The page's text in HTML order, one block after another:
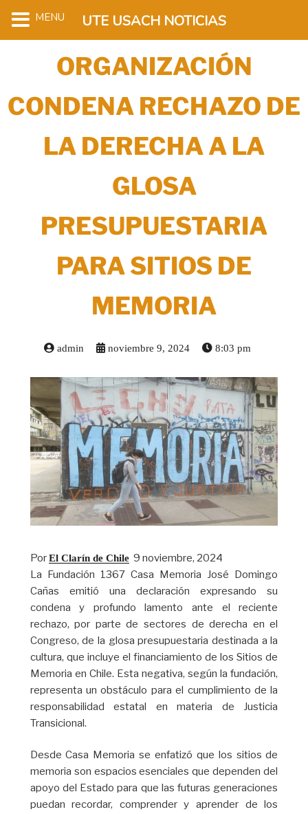
ORGANIZACIÓN
CONDENA RECHAZO DE
LA DERECHA A LA
GLOSA
PRESUPUESTARIA
PARA SITIOS DE
MEMORIA
admin noviembre 9, 2024 8:03 pm
PorEl Clarín de Chile9 noviembre, 2024
La Fundación 1367 Casa Memoria José Domingo
Cañas emitió una declaración expresando su
condena y profundo lamento ante el reciente
rechazo, por parte de sectores de derecha en el
Congreso, de la glosa presupuestaria destinada a la
cultura, que incluye el financiamiento de los Sitios de
Memoria en Chile. Esta negativa, según la fundación,
representa un obstáculo para el cumplimiento de la
responsabilidad estatal en materia de Justicia
Transicional.
Desde Casa Memoria se enfatizó que los sitios de
memoria son espacios esenciales que dependen del
apoyo del Estado para que las futuras generaciones
puedan recordar, comprender y aprender de los
MENU UTE USACH NOTICIAS